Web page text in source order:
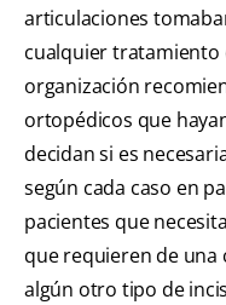
articulaciones
cualquier tratamiento
organización
ortopédicos que
decidan si es
según cada caso en
pacientes que
que requieren de una
algún otro tipo de